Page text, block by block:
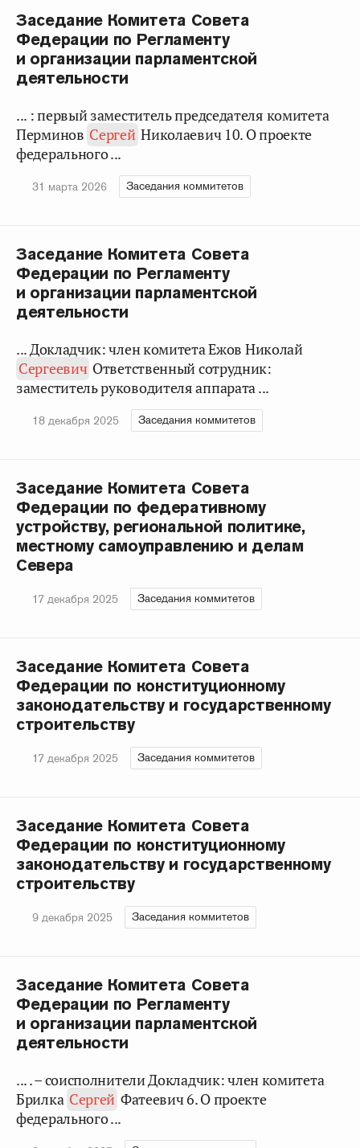
Заседание Комитета Совета
Федерации по Регламенту
и организации парламентской
деятельности
... : первый заместитель председателя комитета
Перминов Сергей Николаевич 10. О проекте
федерального ...
31 марта 2026 Заседания коммитетов
Заседание Комитета Совета
Федерации по Регламенту
и организации парламентской
деятельности
... Докладчик: член комитета Ежов Николай
Сергеевич Ответственный сотрудник:
заместитель руководителя аппарата ...
18 декабря 2025 Заседания коммитетов
Заседание Комитета Совета
Федерации по федеративному
устройству, региональной политике,
местному самоуправлению и делам
Севера
17 декабря 2025 Заседания коммитетов
Заседание Комитета Совета
Федерации по конституционному
законодательству и государственному
строительству
17 декабря 2025 Заседания коммитетов
Заседание Комитета Совета
Федерации по конституционному
законодательству и государственному
строительству
9 декабря 2025 Заседания коммитетов
Заседание Комитета Совета
Федерации по Регламенту
и организации парламентской
деятельности
... . – соисполнители Докладчик: член комитета
Брилка Сергей Фатеевич 6. О проекте
федерального ...